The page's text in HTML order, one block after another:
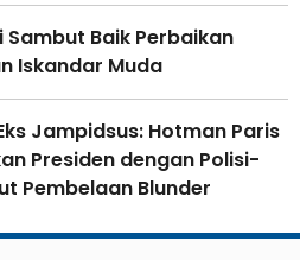
Baik Perbaikan
Iskandar Muda
Jampidsus: Hotman Paris
Presiden dengan Polisi-
Pembelaan Blunder